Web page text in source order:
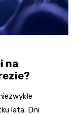
na
lata. Dni